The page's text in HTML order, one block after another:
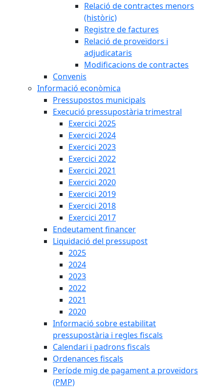
Relació de contractes menors
(històric)
Registre de factures
Relació de proveïdors i
adjudicataris
Modificacions de contractes
Convenis
Informació econòmica
Pressupostos municipals
Execució pressupostària trimestral
Exercici 2025
Exercici 2024
Exercici 2023
Exercici 2022
Exercici 2021
Exercici 2020
Exercici 2019
Exercici 2018
Exercici 2017
Endeutament financer
Liquidació del pressupost
2025
2024
2023
2022
2021
2020
Informació sobre estabilitat
pressupostària i regles fiscals
Calendari i padrons fiscals
Ordenances fiscals
Període mig de pagament a proveïdors
(PMP)